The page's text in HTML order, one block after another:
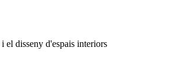
el disseny d'espais interiors